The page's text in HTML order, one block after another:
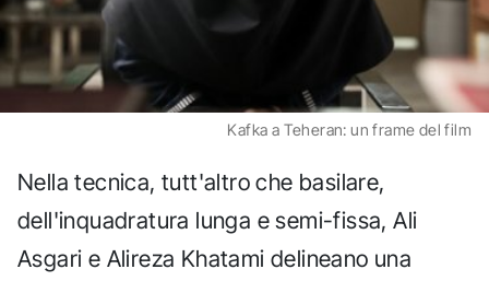
Kafka a Teheran: un frame del film
Nella tecnica, tutt'altro che basilare,
dell'inquadratura lunga e semi-fissa, Ali
Asgari e Alireza Khatami delineano una